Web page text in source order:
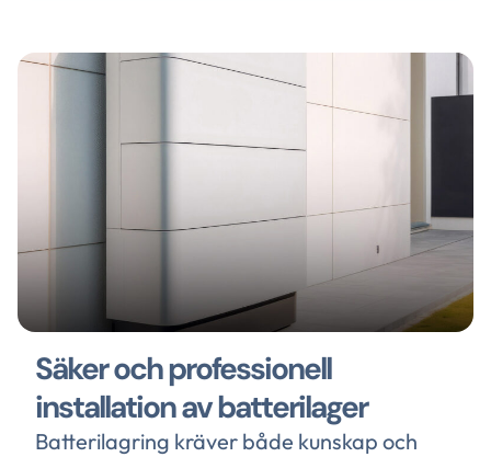
Säker och professionell
installation av batterilager
Batterilagring kräver både kunskap och